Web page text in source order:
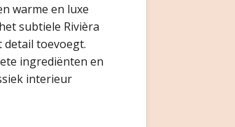
warme en luxe
subtiele Rivièra
toevoegt.
ingrediënten en
interieur